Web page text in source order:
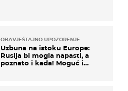
OBAVJEŠTAJNO UPOZORENJE
Uzbuna na istoku Europe:
Rusija bi mogla napasti, a
poznato i kada! Moguć i